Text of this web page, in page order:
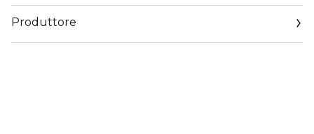
doccia ad altri prodotti della stessa linea. Questo gel
docciaschiuma, costituito per il 91% da ingredienti di origine
Produttore